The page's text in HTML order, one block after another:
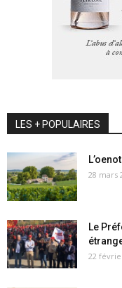
LES + POPULAIRES
28 mars
Le
22